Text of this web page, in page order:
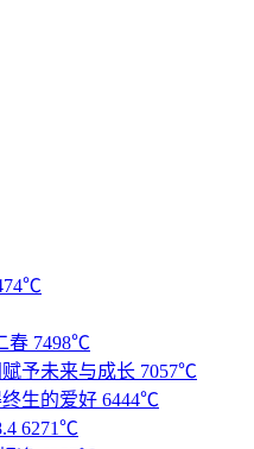
春 7498℃
予未来与成长 7057℃
生的爱好 6444℃
6271℃